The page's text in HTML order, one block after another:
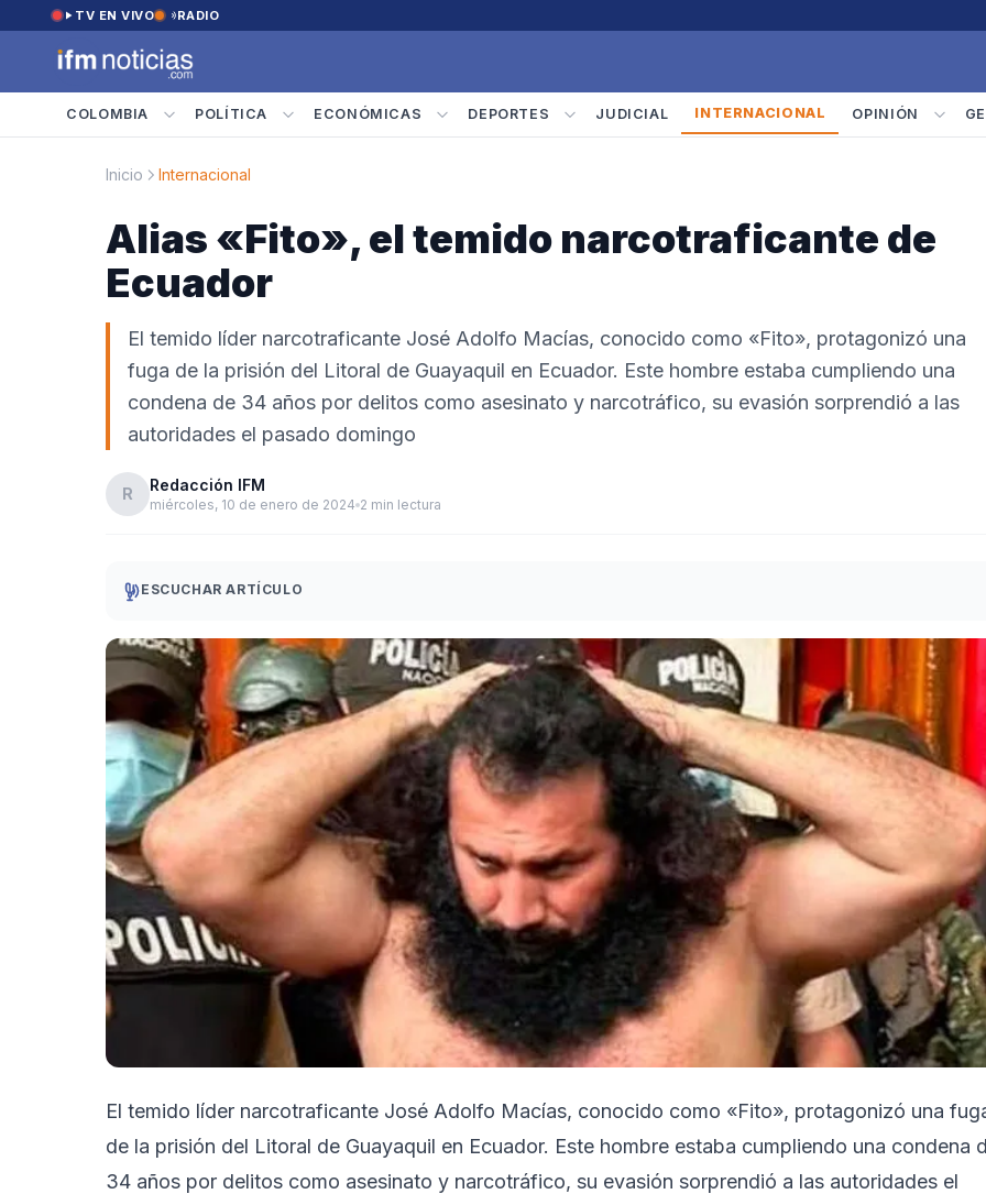
Saltar al contenido
TV EN VIVO RADIO
COLOMBIA POLÍTICA ECONÓMICAS DEPORTES JUDICIAL INTERNACIONAL OPINIÓN
Inicio Internacional
Alias «Fito», el temido narcotraficante de
Ecuador
El temido líder narcotraficante José Adolfo Macías, conocido como «Fito», protagonizó una
fuga de la prisión del Litoral de Guayaquil en Ecuador. Este hombre estaba cumpliendo una
condena de 34 años por delitos como asesinato y narcotráfico, su evasión sorprendió a las
autoridades el pasado domingo
R Redacción IFM
miércoles, 10 de enero de 2024 2 min lectura
ESCUCHAR ARTÍCULO
El temido líder narcotraficante José Adolfo Macías, conocido como «Fito», protagonizó una
de la prisión del Litoral de Guayaquil en Ecuador. Este hombre estaba cumpliendo una condena
34 años por delitos como asesinato y narcotráfico, su evasión sorprendió a las autoridades el